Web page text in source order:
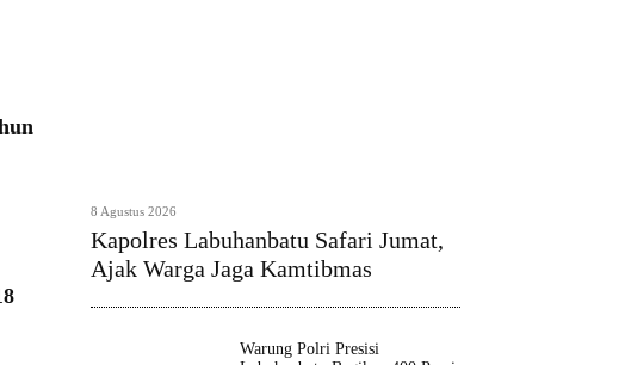
8 Agustus 2026
Kapolres Labuhanbatu Safari Jumat,
Ajak Warga Jaga Kamtibmas
Warung Polri Presisi